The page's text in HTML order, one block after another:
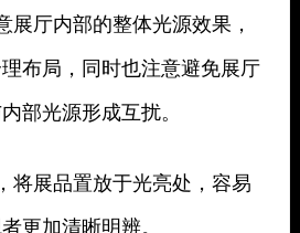
展厅内部的整体光源效果，
布局，同时也注意避免展厅
部光源形成互扰。
将展品置放于光亮处，容易
更加清晰明辨。